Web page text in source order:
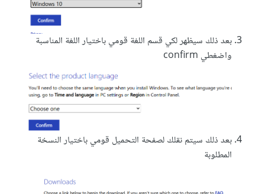
بعد ذلك سيظهر لكي قسم اللغة قومي باختيار اللغة المناسبة
واضغطي confirm
بعد ذلك سيتم نقلك لصفحة التحميل قومي باختيار النسخة
المطلوبة